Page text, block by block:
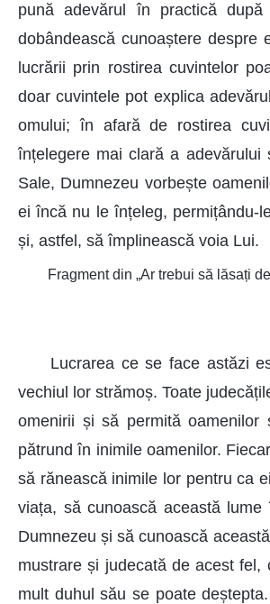
pună adevărul în practică
dobândească cunoaștere
lucrării prin rostirea cuvintelor
doar cuvintele pot explica
omului; în afară de rostirea
înțelegere mai clară a
Sale, Dumnezeu vorbește
ei încă nu le înțeleg, permițându-
și, astfel, să împlinească voia Lui.
Fragment din „Ar trebui să lăsați
Lucrarea ce se face astăzi
vechiul lor strămoș. Toate
omenirii și să permită oamenilor
pătrund în inimile oamenilor.
să rănească inimile lor pentru ca
viața, să cunoască această
Dumnezeu și să cunoască
mustrare și judecată de acest
mult duhul său se poate